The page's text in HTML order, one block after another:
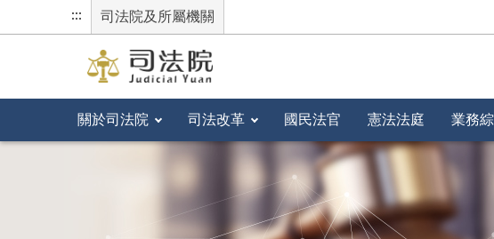
::: 司法院及所屬機關
關於司法院 司法改革 國民法官 憲法法庭 業務